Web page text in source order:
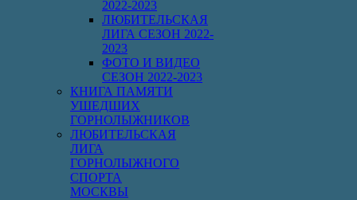
2022-2023
ЛЮБИТЕЛЬСКАЯ
ЛИГА СЕЗОН 2022-
2023
ФОТО И ВИДЕО
СЕЗОН 2022-2023
КНИГА ПАМЯТИ
УШЕДШИХ
ГОРНОЛЫЖНИКОВ
ЛЮБИТЕЛЬСКАЯ
ЛИГА
ГОРНОЛЫЖНОГО
СПОРТА
МОСКВЫ